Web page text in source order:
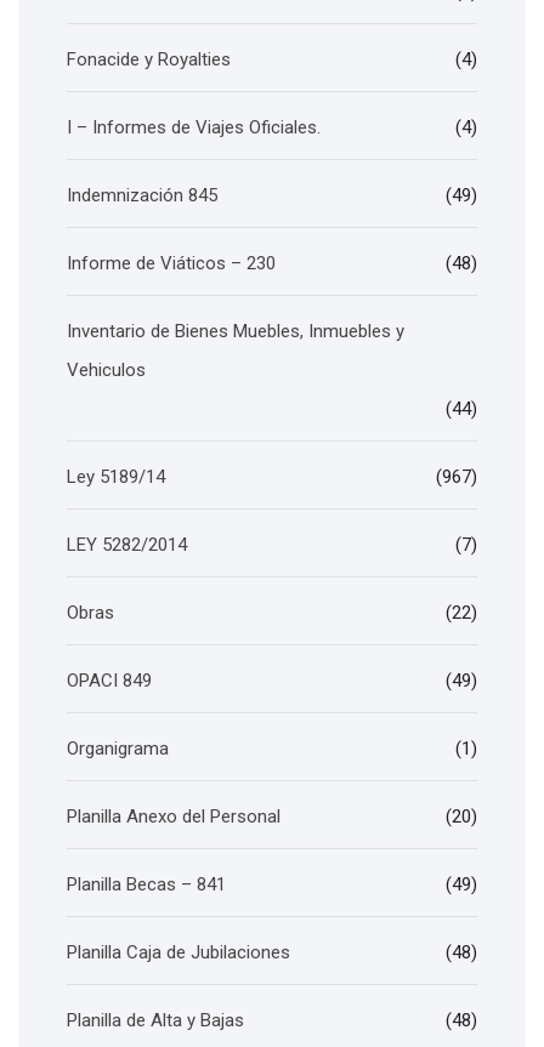
Fonacide y Royalties (4)
I – Informes de Viajes Oficiales. (4)
Indemnización 845 (49)
Informe de Viáticos – 230 (48)
Inventario de Bienes Muebles, Inmuebles y
Vehiculos
(44)
Ley 5189/14 (967)
LEY 5282/2014 (7)
Obras (22)
OPACI 849 (49)
Organigrama (1)
Planilla Anexo del Personal (20)
Planilla Becas – 841 (49)
Planilla Caja de Jubilaciones (48)
Planilla de Alta y Bajas (48)